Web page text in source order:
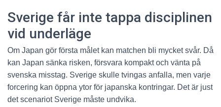
Sverige får inte tappa disciplinen
vid underläge
Om Japan gör första målet kan matchen bli mycket svår. Då
kan Japan sänka risken, försvara kompakt och vänta på
svenska misstag. Sverige skulle tvingas anfalla, men varje
forcering kan öppna ytor för japanska kontringar. Det är just
det scenariot Sverige måste undvika.